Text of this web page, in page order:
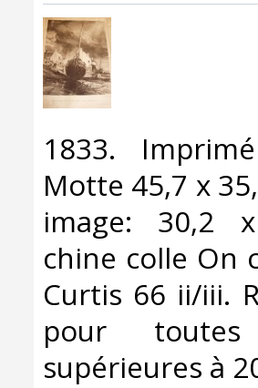
‎1833.
Motte 45,7 x
image: 30,2
chine colle On
Curtis 66 ii/iii.
pour toutes
supérieures à